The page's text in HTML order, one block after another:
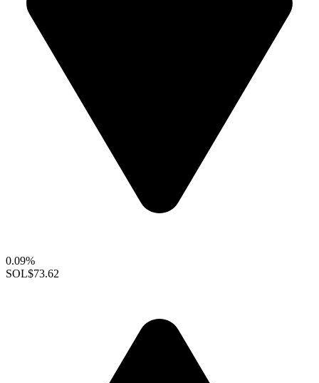
0.09%
SOL$73.62